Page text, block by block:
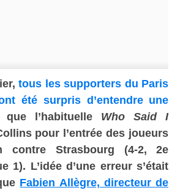
tous les supporters du Paris
été surpris d’entendre une
l’habituelle Who Said I
pour l’entrée des joueurs
contre Strasbourg (4-2, 2e
1). L’idée d’une erreur s’était
Fabien Allègre, directeur de